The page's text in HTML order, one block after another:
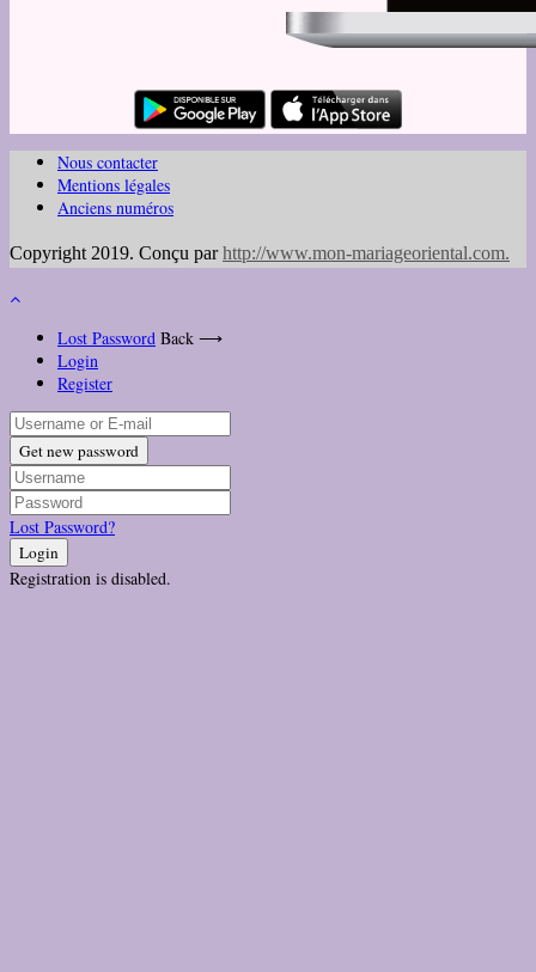
Nous contacter
Mentions légales
Anciens numéros
Copyright 2019. Conçu parhttp://www.mon-mariageoriental.com.
Lost Password Back ⟶
Login
Register
Get new password
Lost Password?
Login
Registration is disabled.